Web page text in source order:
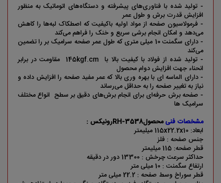
- تولید شده با فناوری‌های پیشرفته و دستگاه‎‌های اتوماتیک به منظور
افزایش قدرت برش و طول عمر
- فرمولاسیون صفحه از مواد اولیه باکیفیت که اصطکاک لبه‌ها را کاهش
می‌دهد و امکان انجام برشی سریع و خنک را فراهم می‌کند
- دارای سگمنت 10 میلی متری که طول عمر صفحه سرامیک‌ بر را تضمین
می‌کند
- تولید شده از فولاد با کیفیت بالا با 145kgf.cm مقاومت در برابر
انحناء جهت افزایش دوام محصول
- دارای الماسه ای با بهره‌ وری بالا که عمر مفید صفحه را افزایش داده و
نیاز به تغییر صفحه را به حداقل می‎‌رساند
- صفحه برش حرفه‌ای برای انجام برش‌های دقیق بر سطح انواع مختلف
سرامیک ها
مشخصات فنیمحصولRH-3538رونیکس :
ابعاد: 115x22.2x10 میلیمتر
جنس صفحه : فلز
قطر صفحه: 115 میلیمتر
حداکثر سرعت چرخش : 13300 دور در دقیقه
ارتفاع سگمنت : 10 میلی متر
قطر سوراخ وسط صفحه : 22.2 میلی متر